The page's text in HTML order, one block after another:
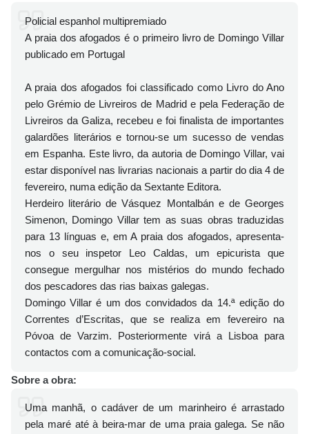
Policial espanhol multipremiado
A praia dos afogados é o primeiro livro de Domingo Villar
publicado em Portugal
A praia dos afogados foi classificado como Livro do Ano
pelo Grémio de Livreiros de Madrid e pela Federação de
Livreiros da Galiza, recebeu e foi finalista de importantes
galardões literários e tornou-se um sucesso de vendas
em Espanha. Este livro, da autoria de Domingo Villar, vai
estar disponível nas livrarias nacionais a partir do dia 4 de
fevereiro, numa edição da Sextante Editora.
Herdeiro literário de Vásquez Montalbán e de Georges
Simenon, Domingo Villar tem as suas obras traduzidas
para 13 línguas e, em A praia dos afogados, apresenta-
nos o seu inspetor Leo Caldas, um epicurista que
consegue mergulhar nos mistérios do mundo fechado
dos pescadores das rias baixas galegas.
Domingo Villar é um dos convidados da 14.ª edição do
Correntes d’Escritas, que se realiza em fevereiro na
Póvoa de Varzim. Posteriormente virá a Lisboa para
contactos com a comunicação-social.
Sobre a obra:
Uma manhã, o cadáver de um marinheiro é arrastado
pela maré até à beira-mar de uma praia galega. Se não